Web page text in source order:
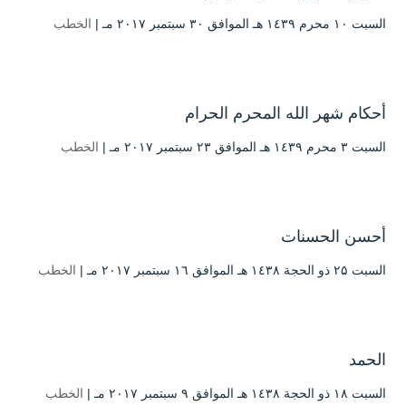
السبت ۱۰ محرم ۱٤۳۹ هـ الموافق ۳۰ سبتمبر ۲۰۱۷ مـ | الخطب
أحكام شهر الله المحرم الحرام
السبت ۳ محرم ۱٤۳۹ هـ الموافق ۲۳ سبتمبر ۲۰۱۷ مـ | الخطب
أحسن الحسنات
السبت ۲۵ ذو الحجة ۱٤۳۸ هـ الموافق ۱٦ سبتمبر ۲۰۱۷ مـ | الخطب
الحمد
السبت ۱۸ ذو الحجة ۱٤۳۸ هـ الموافق ۹ سبتمبر ۲۰۱۷ مـ | الخطب